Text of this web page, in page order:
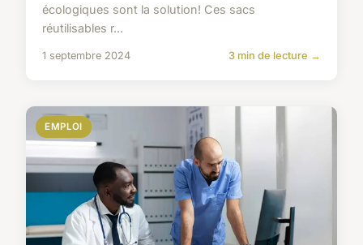
écologiques sont la solution! Ces sacs
réutilisables r...
1 septembre 2024 3 min de lecture →
EMPLOI